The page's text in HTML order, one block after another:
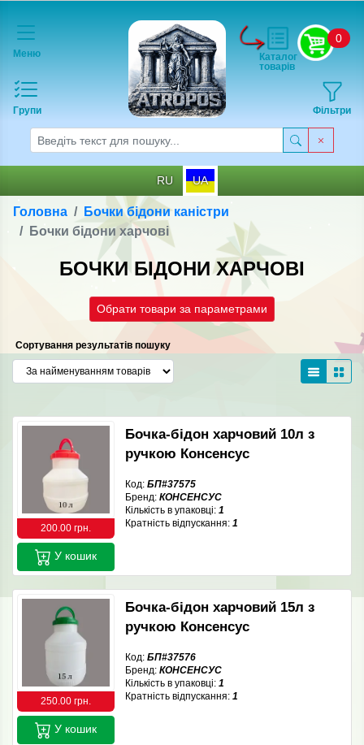
Меню
Групи
0
Фільтри
Каталог
товарів
RU UA
Головна
Бочки бідони каністри
Бочки бідони харчові
БОЧКИ БІДОНИ ХАРЧОВІ
Обрати товари за параметрами
Сортування результатів пошуку
200.00 грн.
Бочка-бідон харчовий 10л з
ручкою Консенсус
Код: БП#37575
Бренд: КОНСЕНСУС
Кількість в упаковці: 1
Кратність відпускання: 1
У кошик
250.00 грн.
Бочка-бідон харчовий 15л з
ручкою Консенсус
Код: БП#37576
Бренд: КОНСЕНСУС
Кількість в упаковці: 1
Кратність відпускання: 1
У кошик